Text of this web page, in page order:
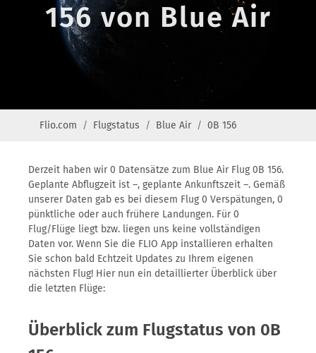
156 von Blue Air
Flio.com Flugstatus Blue Air 0B 156
Derzeit haben wir 0 Datensätze zum Blue Air Flug 0B 156.
Geplante Abflugzeit ist –, geplante Ankunftszeit –. Gemäß
unserer Daten gab es bei diesem Flug 0 Verspätungen, 0
pünktliche oder auch frühere Landungen. Für 0
Flug/Flüge liegt bzw. liegen uns keine vollständigen
Daten vor. Wenn Sie die FLIO App installieren erhalten
Sie schon bald Echtzeit Updates zu Ihrem eigenen
nächsten Flug! Hier nun ein detaillierter Überblick über
die letzten Flüge:
Überblick zum Flugstatus von 0B